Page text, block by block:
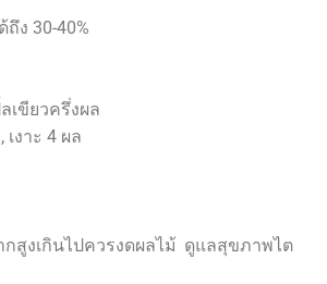
ง 30-40%
เขียวครึ่งผล
งาะ 4 ผล
สูงเกินไปควรงดผลไม้ ดูแลสุขภาพไต